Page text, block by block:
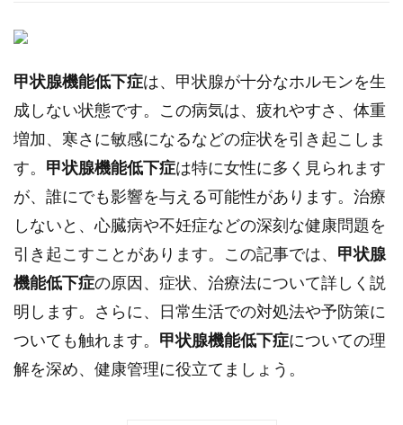
甲状腺機能低下症は、甲状腺が十分なホルモンを生
成しない状態です。この病気は、疲れやすさ、体重
増加、寒さに敏感になるなどの症状を引き起こしま
す。 甲状腺機能低下症は特に女性に多く見られます
が、誰にでも影響を与える可能性があります。治療
しないと、心臓病や不妊症などの深刻な健康問題を
引き起こすことがあります。この記事では、 甲状腺
機能低下症の原因、症状、治療法について詳しく説
明します。さらに、日常生活での対処法や予防策に
ついても触れます。 甲状腺機能低下症についての理
解を深め、健康管理に役立てましょう。